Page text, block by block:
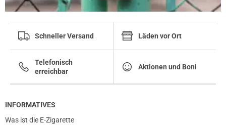
Schneller Versand Läden vor Ort
Telefonisch
erreichbar
Aktionen und Boni
INFORMATIVES
Was ist die E-Zigarette